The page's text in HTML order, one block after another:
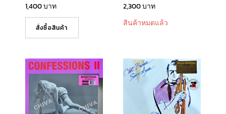
1,400บาท
สั่งซื้อสินค้า
2,300บาท
สินค้าหมดแล้ว